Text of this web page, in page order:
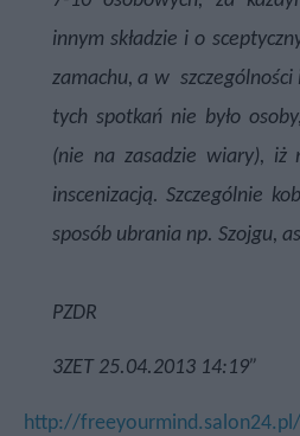
innym składzie i o
zamachu, a w
tych spotkań nie było
(nie na zasadzie wiary), iż
inscenizacją. Szczególnie
sposób ubrania np. Szojgu,
PZDR
3ZET 25.04.2013 14:19”
http://